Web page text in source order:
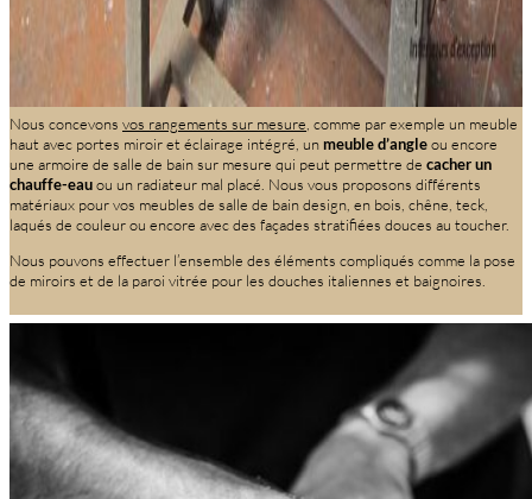
Nous concevons vos rangements sur mesure , comme par exemple un meuble
haut avec portes miroir et éclairage intégré, unmeuble d’angleou encore
une armoire de salle de bain sur mesure qui peut permettre de cacher un
chauffe-eauou un radiateur mal placé. Nous vous proposons différents
matériaux pour vos meubles de salle de bain design, en bois, chêne, teck,
laqués de couleur ou encore avec des façades stratifiées douces au toucher.
Nous pouvons effectuer l’ensemble des éléments compliqués comme la pose
de miroirs et de la paroi vitrée pour les douches italiennes et baignoires.